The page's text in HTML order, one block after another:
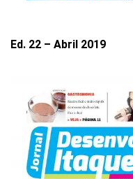
Ed. 22 – Abril 2019